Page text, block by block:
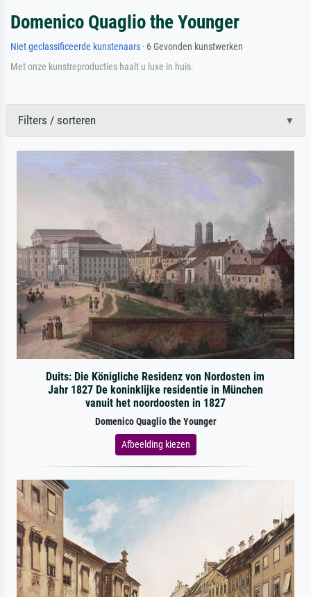
Domenico Quaglio the Younger
Niet geclassificeerde kunstenaars · 6 Gevonden kunstwerken
Met onze kunstreproducties haalt u luxe in huis.
Filters / sorteren
Duits: Die Königliche Residenz von Nordosten im
Jahr 1827 De koninklijke residentie in München
vanuit het noordoosten in 1827
Domenico Quaglio the Younger
Afbeelding kiezen